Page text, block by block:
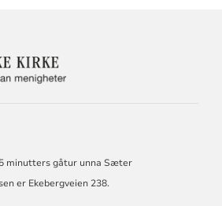
FOR
minutters gåtur unna Sæter
er Ekebergveien 238.